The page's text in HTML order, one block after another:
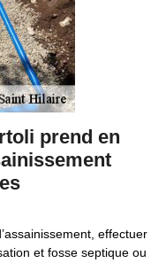
prend en
effectuer
et fosse septique ou